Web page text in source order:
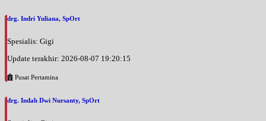
drg. Indri Yuliana, SpOrt
Spesialis: Gigi
Update terakhir: 2026-08-07 19:20:15
Pusat Pertamina
drg. Indah Dwi Nursanty, SpOrt